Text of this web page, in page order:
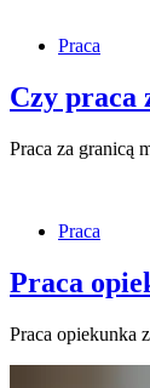
Praca
Czy praca
Praca za granicą
Praca
Praca
Praca opiekunka